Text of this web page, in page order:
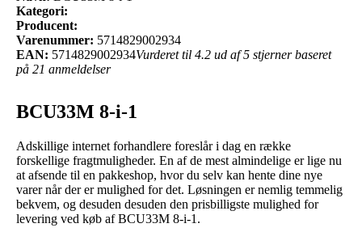
Kategori:
Producent:
Varenummer: 5714829002934
EAN: 5714829002934Vurderet til 4.2 ud af 5 stjerner baseret
på 21 anmeldelser
BCU33M 8-i-1
Adskillige internet forhandlere foreslår i dag en række
forskellige fragtmuligheder. En af de mest almindelige er lige nu
at afsende til en pakkeshop, hvor du selv kan hente dine nye
varer når der er mulighed for det. Løsningen er nemlig temmelig
bekvem, og desuden desuden den prisbilligste mulighed for
levering ved køb af BCU33M 8-i-1.